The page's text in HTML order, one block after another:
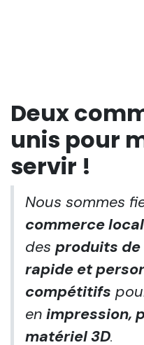
Deux
unis pour
servir !
Nous sommes
commerce
des produits
rapide et
compétitifs
en impression,
matériel 3D.